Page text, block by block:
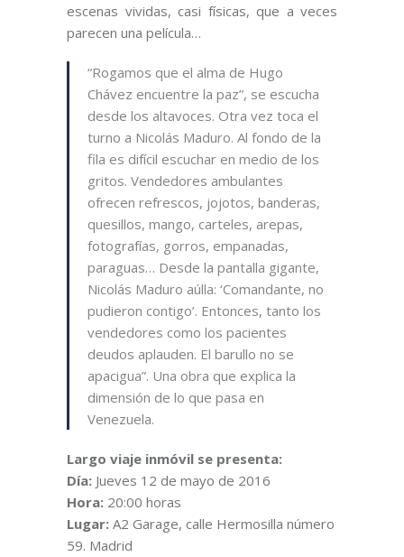
escenas vividas, casi físicas, que a veces
parecen una película…
“Rogamos que el alma de Hugo
Chávez encuentre la paz”, se escucha
desde los altavoces. Otra vez toca el
turno a Nicolás Maduro. Al fondo de la
fila es difícil escuchar en medio de los
gritos. Vendedores ambulantes
ofrecen refrescos, jojotos, banderas,
quesillos, mango, carteles, arepas,
fotografías, gorros, empanadas,
paraguas… Desde la pantalla gigante,
Nicolás Maduro aúlla: ‘Comandante, no
pudieron contigo’. Entonces, tanto los
vendedores como los pacientes
deudos aplauden. El barullo no se
apacigua”. Una obra que explica la
dimensión de lo que pasa en
Venezuela.
Largo viaje inmóvil se presenta:
Día: Jueves 12 de mayo de 2016
Hora: 20:00 horas
Lugar: A2 Garage, calle Hermosilla número
59. Madrid